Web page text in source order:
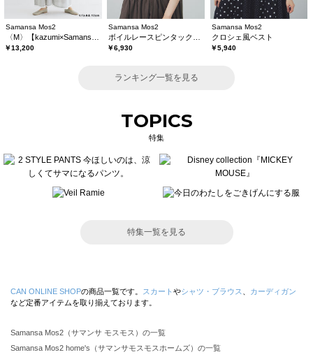
Samansa Mos2
￥13,200
Samansa Mos2
￥6,930
Samansa Mos2
クロシェ風ベスト
￥5,940
ランキング一覧を見る
TOPICS
特集
特集一覧を見る
CAN ONLINE SHOPの商品一覧です。 スカート やシャツ・ブラウス
カーディガン
など定番アイテムを取り揃えております。
Samansa Mos2（サマンサ モスモス）の一覧
Samansa Mos2 home's（サマンサモスモスホームズ）の一覧